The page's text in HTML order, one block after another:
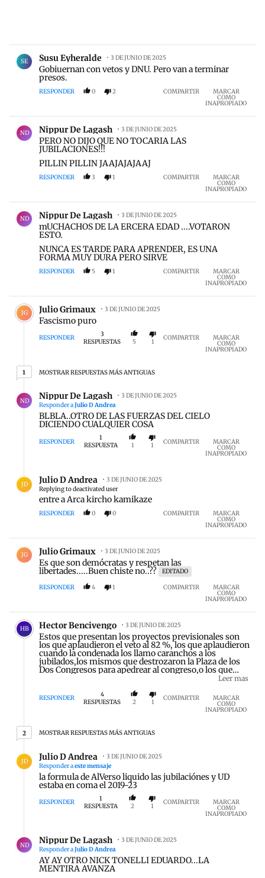
Comentario de Susu Eyheralde.
SE Susu Eyheralde 3 DE JUNIO DE 2025
Gobiuernan con vetos y DNU. Pero van a terminar
presos.
RESPONDER 0 2 COMPARTIR MARCAR
COMO
INAPROPIADO
Comentario de Nippur De Lagash.
ND Nippur De Lagash 3 DE JUNIO DE 2025
PERO NO DIJO QUE NO TOCARIA LAS
JUBILACIONES!!!
PILLIN PILLIN JAAJAJAJAAJ
RESPONDER 3 1 COMPARTIR MARCAR
COMO
INAPROPIADO
Comentario de Nippur De Lagash.
ND Nippur De Lagash 3 DE JUNIO DE 2025
mUCHACHOS DE LA ERCERA EDAD ....VOTARON
ESTO.
NUNCA ES TARDE PARA APRENDER, ES UNA
FORMA MUY DURA PERO SIRVE
RESPONDER 5 1 COMPARTIR MARCAR
COMO
INAPROPIADO
Comentario de Julio Grimaux.
JG Julio Grimaux 3 DE JUNIO DE 2025
Fascismo puro
RESPONDER
3
RESPUESTAS
5 1 COMPARTIR MARCAR
COMO
INAPROPIADO
11 respuesta más antiguas
MOSTRAR RESPUESTAS MÁS ANTIGUAS
ND Nippur De Lagash
3 DE JUNIO DE 2025
Responder aJulio D Andrea
BLBLA..OTRO DE LAS FUERZAS DEL CIELO
DICIENDO CUALQUIER COSA
RESPONDER
1
RESPUESTA
1 1 COMPARTIR MARCAR
COMO
INAPROPIADO
JD Julio D Andrea
3 DE JUNIO DE 2025
Replying to deactivated user
entre a Arca kircho kamikaze
RESPONDER 0 0 COMPARTIR MARCAR
COMO
INAPROPIADO
Comentario de Julio Grimaux.
JG Julio Grimaux 3 DE JUNIO DE 2025
Es que son demócratas y respetan las
libertades.....Buen chiste no..?? EDITADO
RESPONDER 4 1 COMPARTIR MARCAR
COMO
INAPROPIADO
Comentario de Hector Bencivengo.
HB Hector Bencivengo 3 DE JUNIO DE 2025
Estos que presentan los proyectos previsionales son
los que aplaudieron el veto al 82 %, los que aplaudieron
cuando la condenada los llamo caranchos a los
jubilados,los mismos que destrozaron la Plaza de los
Dos Congresos para apedrear al congreso,o los que
apoyaron a el bufonb de Alberto Fernandes cuando
sistema de liquidacoion de haberes jubilatorios durante
el Gobierno de Macri,Muchachos ahora se acuerdan de
los "caranchos " no sean hipocritas,el peronismo y sus
hipocrita Sra Bregman ambos oligarcas de un falso
socialimo siglo XXI no piensan en los juboilados
argentinos,Muchos para jubilarnos tuvimnos que
demostrar como minimo 35 años de aportes y durante
los años que goberno el kirchnerismo peronista se han
jubilado miles de personas que jamas aportaron un
centavo al sistema ,ademas usaron los dineros del
ANSES para sus dadivas politicas es por eso que el
sistema esta desfinanciado por que saquearon sus
Leer mas
RESPONDER
4
RESPUESTAS
2 1 COMPARTIR MARCAR
COMO
INAPROPIADO
22 respuestas más antiguas
MOSTRAR RESPUESTAS MÁS ANTIGUAS
JD Julio D Andrea
3 DE JUNIO DE 2025
Responder aeste mensaje
la formula de AlVerso liquido las jubilaciónes y UD
estaba en coma el 2019-23
RESPONDER
1
RESPUESTA
2 1 COMPARTIR MARCAR
COMO
INAPROPIADO
ND Nippur De Lagash
3 DE JUNIO DE 2025
Responder aJulio D Andrea
AY AY OTRO NICK TONELLI EDUARDO...LA
MENTIRA AVANZA